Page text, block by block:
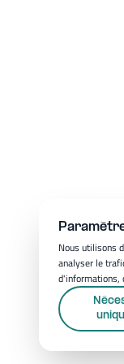
Nous utilisons
analyser le
d'informations,